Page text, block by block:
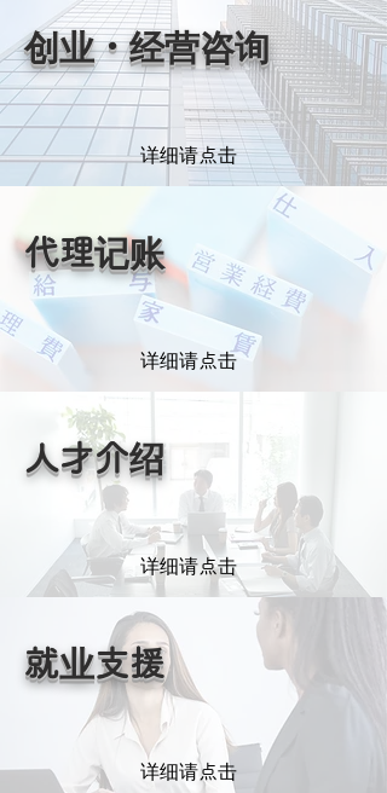
创业・经营咨询
详细请点击
代理记账
详细请点击
人才介绍
详细请点击
​就业支援
详细请点击